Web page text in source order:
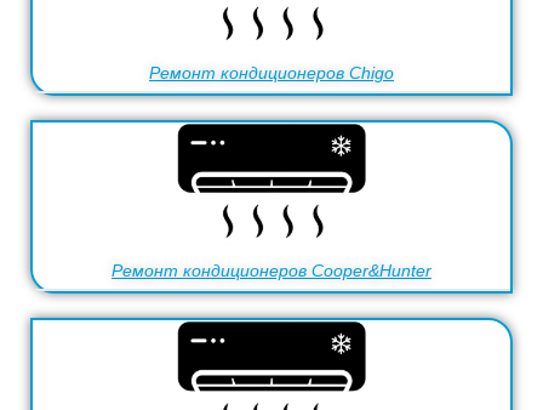
Ремонт кондиционеров Chigo
Ремонт кондиционеров Cooper&Hunter